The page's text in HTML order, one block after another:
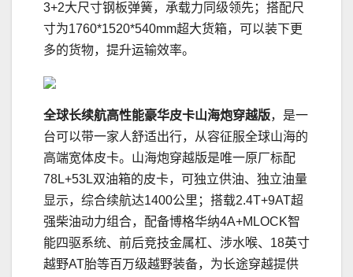
3+2大尺寸钢板弹簧，承载力同级领先；搭配尺
寸为1760*1520*540mm超大货箱，可以装下更
多的货物，提升运输效率。
全球长续航高性能豪华皮卡山海炮穿越版，是一
台可以带一家人舒适出行，从容征服全球山海的
高端宽体皮卡。山海炮穿越版是唯一原厂标配
78L+53L双油箱的皮卡，可独立供油、独立油量
显示，综合续航达1400公里；搭载2.4T+9AT超
强柴油动力组合，配备博格华纳4A+MLOCK智
能四驱系统、前后竞技金属杠、涉水喉、18英寸
越野AT胎等百万级越野装备，为长途穿越提供